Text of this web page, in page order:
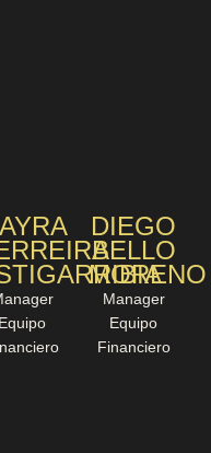
Equipo
DIEGO
BELLO
MORENO
Manager
Equipo
Financiero